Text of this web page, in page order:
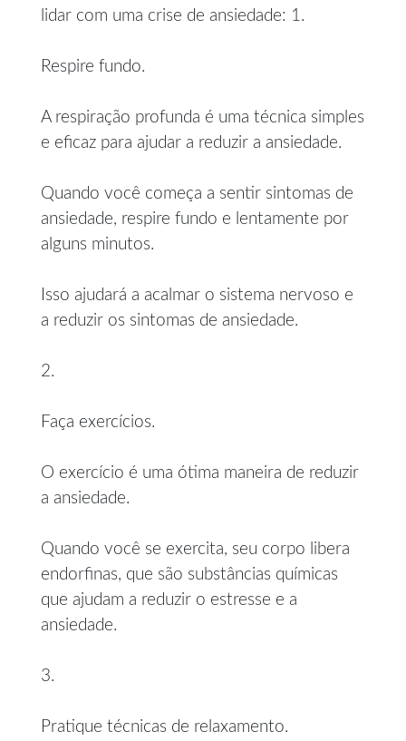
lidar com uma crise de ansiedade: 1.
Respire fundo.
A respiração profunda é uma técnica simples
e eficaz para ajudar a reduzir a ansiedade.
Quando você começa a sentir sintomas de
ansiedade, respire fundo e lentamente por
alguns minutos.
Isso ajudará a acalmar o sistema nervoso e
a reduzir os sintomas de ansiedade.
2.
Faça exercícios.
O exercício é uma ótima maneira de reduzir
a ansiedade.
Quando você se exercita, seu corpo libera
endorfinas, que são substâncias químicas
que ajudam a reduzir o estresse e a
ansiedade.
3.
Pratique técnicas de relaxamento.